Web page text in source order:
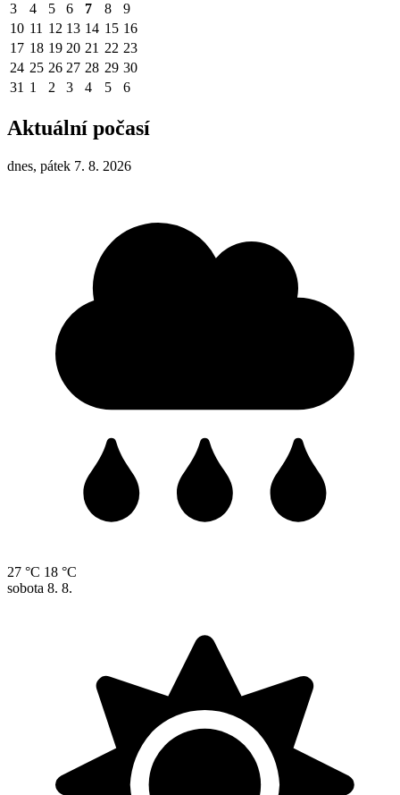
3
4 5 6 7 8
9
10 11 12 13 14 15 16
17 18 19 20 21 22 23
24 25 26 27 28 29 30
31 1 2 3 4 5 6
Aktuální počasí
dnes, pátek 7. 8. 2026
27 °C 18 °C
sobota 8. 8.